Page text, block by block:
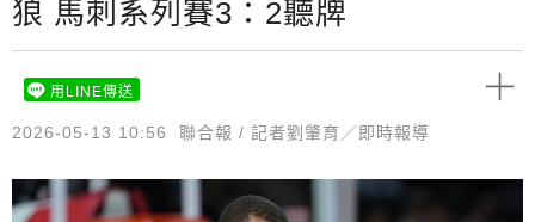
狼 馬刺系列賽3：2聽牌
2026-05-13 10:56 聯合報 / 記者劉肇育／即時報導
用LINE傳送